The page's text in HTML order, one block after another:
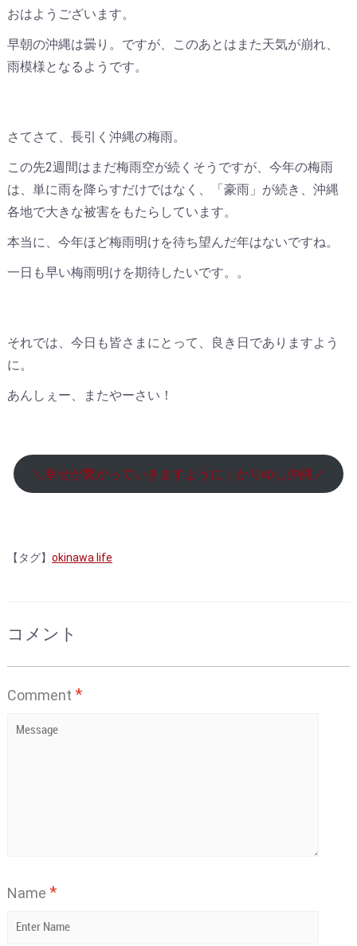
おはようございます。
早朝の沖縄は曇り。ですが、このあとはまた天気が崩れ、
雨模様となるようです。
さてさて、長引く沖縄の梅雨。
この先2週間はまだ梅雨空が続くそうですが、今年の梅雨
は、単に雨を降らすだけではなく、「豪雨」が続き、沖縄
各地で大きな被害をもたらしています。
本当に、今年ほど梅雨明けを待ち望んだ年はないですね。
一日も早い梅雨明けを期待したいです。。
それでは、今日も皆さまにとって、良き日でありますよう
に。
あんしぇー、またやーさい！
＼幸せが繋がっていきますように｜かりゆし沖縄／
【タグ】 okinawa life
コメント
Comment *
Name *